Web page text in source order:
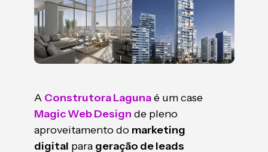
A Construtora Lagunaé um case
Magic Web Design de pleno
aproveitamento do marketing
digital para geração de leads